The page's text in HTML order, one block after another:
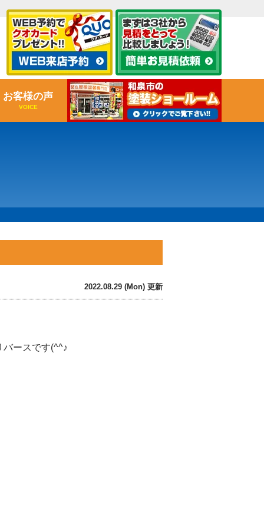
お客様の声
VOICE
2022.08.29 (Mon) 更新
ースです(^^♪